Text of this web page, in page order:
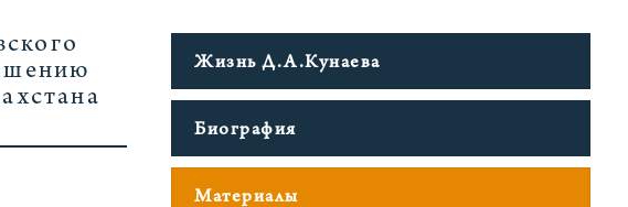
Жизнь Д.А.Кунаева
Биография
Материалы